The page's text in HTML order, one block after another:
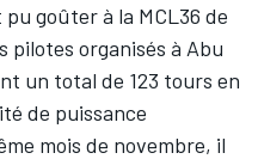
goûter à la MCL36 de
pilotes organisés à Abu
un total de 123 tours en
de puissance
mois de novembre, il